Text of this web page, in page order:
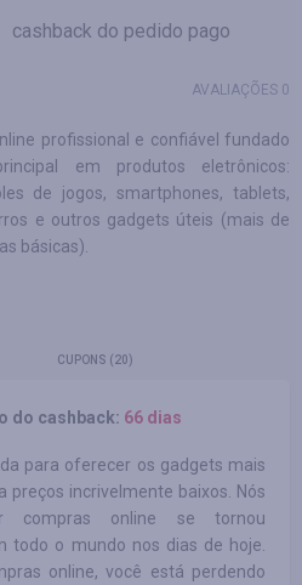
cashback do pedido pago
AVALIAÇÕES 0
profissional e confiável fundado
em produtos eletrônicos:
de jogos, smartphones, tablets,
e outros gadgets úteis (mais de
básicas).
CUPONS (20)
do cashback: 66 dias
para oferecer os gadgets mais
preços incrivelmente baixos. Nós
compras online se tornou
todo o mundo nos dias de hoje.
online, você está perdendo